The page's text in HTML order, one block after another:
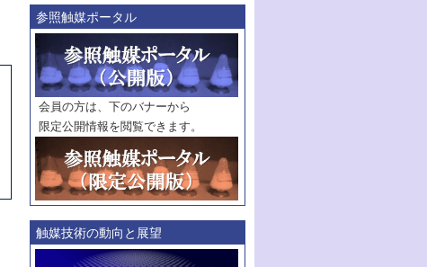
巻・号指定
巻
号
範囲指定
巻
号～
巻
号
触媒年鑑
年度
記事種別
マーク：
マークあり
参照触媒ポータル
会員の方は、下のバナーから
限定公開情報を閲覧できます。
触媒技術の動向と展望